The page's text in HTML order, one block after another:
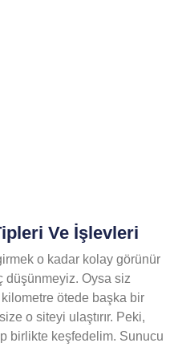
Ve İşlevleri
o kadar kolay görünür
düşünmeyiz. Oysa siz
kilometre ötede başka bir
o siteyi ulaştırır. Peki,
birlikte keşfedelim. Sunucu